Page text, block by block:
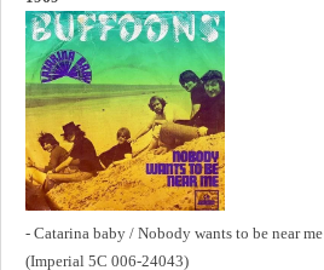
- Catarina baby / Nobody wants to be near me
(Imperial 5C 006-24043)